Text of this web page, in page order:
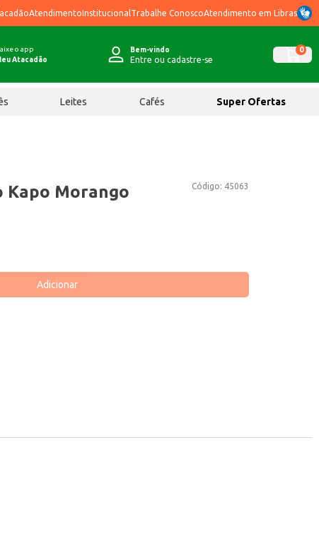
AtendimentoInstitucional Trabalhe ConoscoAtendimento em Libras
o app
Atacadão
Bem-vindo
Entre ou cadastre-se
0
Leites Cafés Super Ofertas
Código: 45063
Kapo Morango
Adicionar